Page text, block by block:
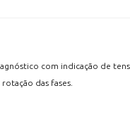
com indicação de
das fases.